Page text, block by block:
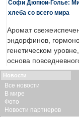
Софи Дюпюи-Голье:
хлеба со всего мира
Аромат
эндорфинов,
генетическом
основа
Новости
Все новости
В мире
Фото
Новости партнеров